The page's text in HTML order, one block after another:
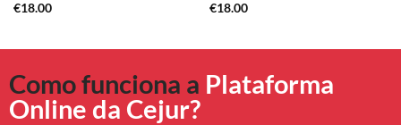
€18.00
€18.00
Como funciona a Plataforma
Online da Cejur?